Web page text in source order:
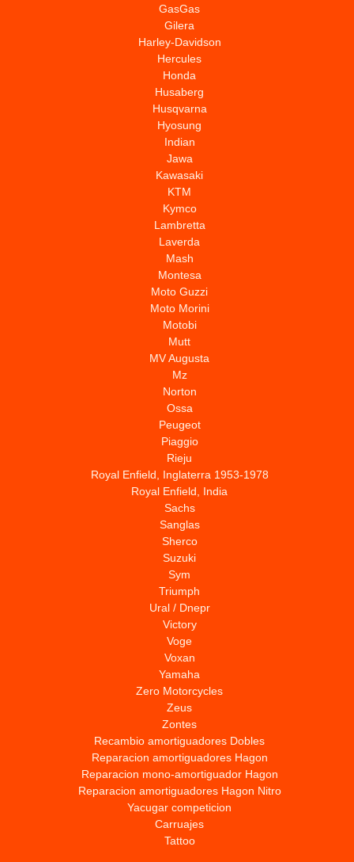
GasGas
Gilera
Harley-Davidson
Hercules
Honda
Husaberg
Husqvarna
Hyosung
Indian
Jawa
Kawasaki
KTM
Kymco
Lambretta
Laverda
Mash
Montesa
Moto Guzzi
Moto Morini
Motobi
Mutt
MV Augusta
Mz
Norton
Ossa
Peugeot
Piaggio
Rieju
Royal Enfield, Inglaterra 1953-1978
Royal Enfield, India
Sachs
Sanglas
Sherco
Suzuki
Sym
Triumph
Ural / Dnepr
Victory
Voge
Voxan
Yamaha
Zero Motorcycles
Zeus
Zontes
Recambio amortiguadores Dobles
Reparacion amortiguadores Hagon
Reparacion mono-amortiguador Hagon
Reparacion amortiguadores Hagon Nitro
Yacugar competicion
Carruajes
Tattoo